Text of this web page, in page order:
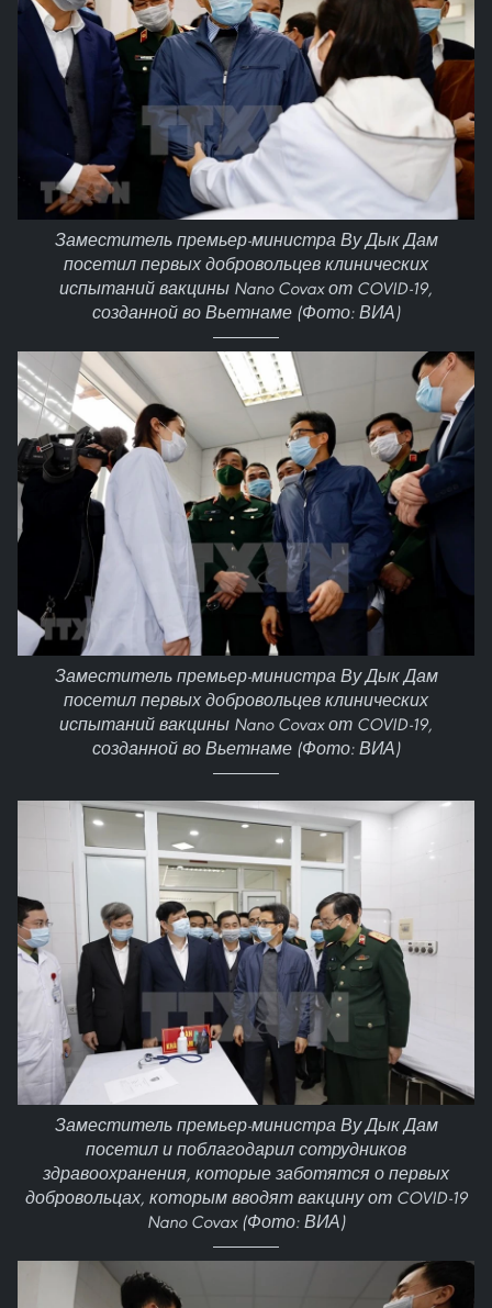
Заместитель премьер-министра Ву Дык Дам
посетил первых добровольцев клинических
испытаний вакцины Nano Covax от COVID-19,
созданной во Вьетнаме (Фото: ВИА)
Заместитель премьер-министра Ву Дык Дам
посетил первых добровольцев клинических
испытаний вакцины Nano Covax от COVID-19,
созданной во Вьетнаме (Фото: ВИА)
Заместитель премьер-министра Ву Дык Дам
посетил и поблагодарил сотрудников
здравоохранения, которые заботятся о первых
добровольцах, которым вводят вакцину от COVID-19
Nano Covax (Фото: ВИА)